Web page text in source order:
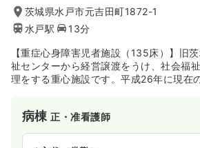
茨城県水戸市元吉田町1872-1
水戸駅
13分
【重症心身障害児者施設（135床）】旧
祉センターから経営譲渡をうけ、社会福
理をする重心施設です。平成26年に現在
県立水戸特別支援学校と連携を図り発達
ハビリ等にも対応しています。
病棟正・准看護師